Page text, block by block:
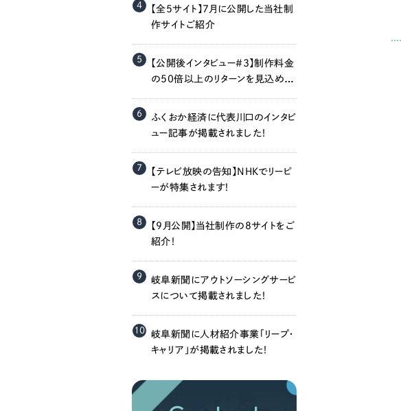
初めてのサイト制作で何をすればいいかお困りのお客様も歓迎。
現状の課題抽出やサイトの目的の整理、サイトコンセプトの策定からお任
せください。もちろん、Web集客の戦略設計を具現化するサイト構成、デザ
イン、機能面までご提案します。
058-215-0066
24時間受付
無料で課題整理を依頼する
資料請求する
4
【全5サイト】7月に公開した当社制
作サイトご紹介
5
【公開後インタビュー＃3】制作料金
の50倍以上のリターンを見込める
6
ふくおか経済に代表川口のインタビ
ュー記事が掲載されました！
7
【テレビ放映の告知】NHKでリーピ
ーが特集されます！
8
【9月公開】当社制作の8サイトをご
紹介！
9
岐阜新聞にアウトソーシングサービ
スについて掲載されました！
10
岐阜新聞に人材紹介事業「リープ・
キャリア」が掲載されました！